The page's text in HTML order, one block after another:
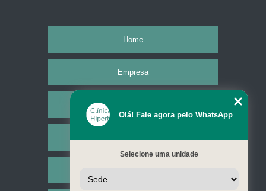
Home
Empresa
Olá! Fale agora pelo WhatsApp
Selecione uma unidade